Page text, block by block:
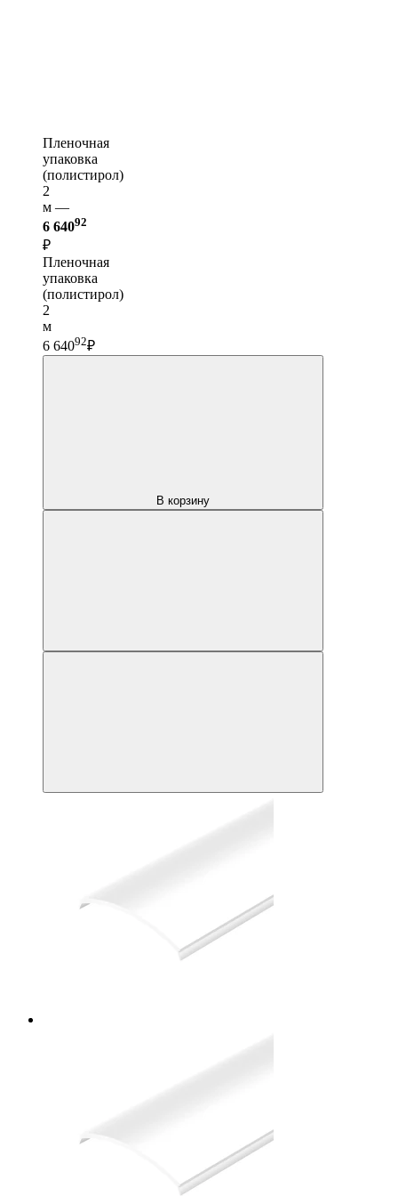
Пленочная
упаковка
(полистирол)
2
м —
6 64092
₽
Пленочная
упаковка
(полистирол)
2
м
6 64092₽
В корзину